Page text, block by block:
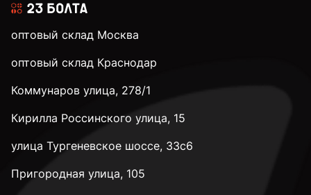
оптовый склад Москва
оптовый склад Краснодар
Коммунаров улица, 278/1
Кирилла Россинского улица, 15
улица Тургеневское шоссе, 33с6
Пригородная улица, 105